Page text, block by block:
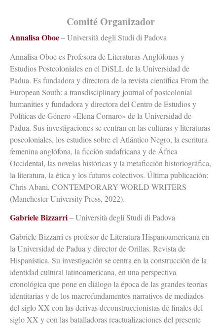
Comité Organizador
Annalisa Oboe– Università degli Studi di Padova
Annalisa Oboe es Profesora de Literaturas Anglófonas y
Estudios Postcoloniales en el DiSLL de la Universidad de
Padua. Es fundadora y directora de la revista científica From the
European South: a transdisciplinary journal of postcolonial
humanities y fundadora y directora del Centro de Estudios y
Políticas de Género «Elena Cornaro» de la Universidad de
Padua. Sus investigaciones se centran en las culturas y literaturas
poscoloniales, los estudios sobre el Atlántico Negro, la escritura
femenina anglófona, la ficción sudafricana y de África
Occidental, las novelas históricas y la metaficción historiográfica,
la literatura, la ética y los futuros colectivos. Última publicación:
Chris Abani, CONTEMPORARY WORLD WRITERS
(Manchester University Press, 2022).
Gabriele Bizzarri– Università degli Studi di Padova
Gabriele Bizzarri es profesor de Literatura Hispanoamericana en
la Universidad de Padua y director de Orillas. Revista de
Hispanística. Su investigación se centra en la construcción de la
identidad cultural latinoamericana, en una perspectiva
cronológica que pone en diálogo la época de las grandes teorías
identitarias y de los macrofundamentos narrativos de mediados
del siglo XX con las derivas deconstruccionistas de finales del
siglo XX y con las batalladoras reactualizaciones del presente